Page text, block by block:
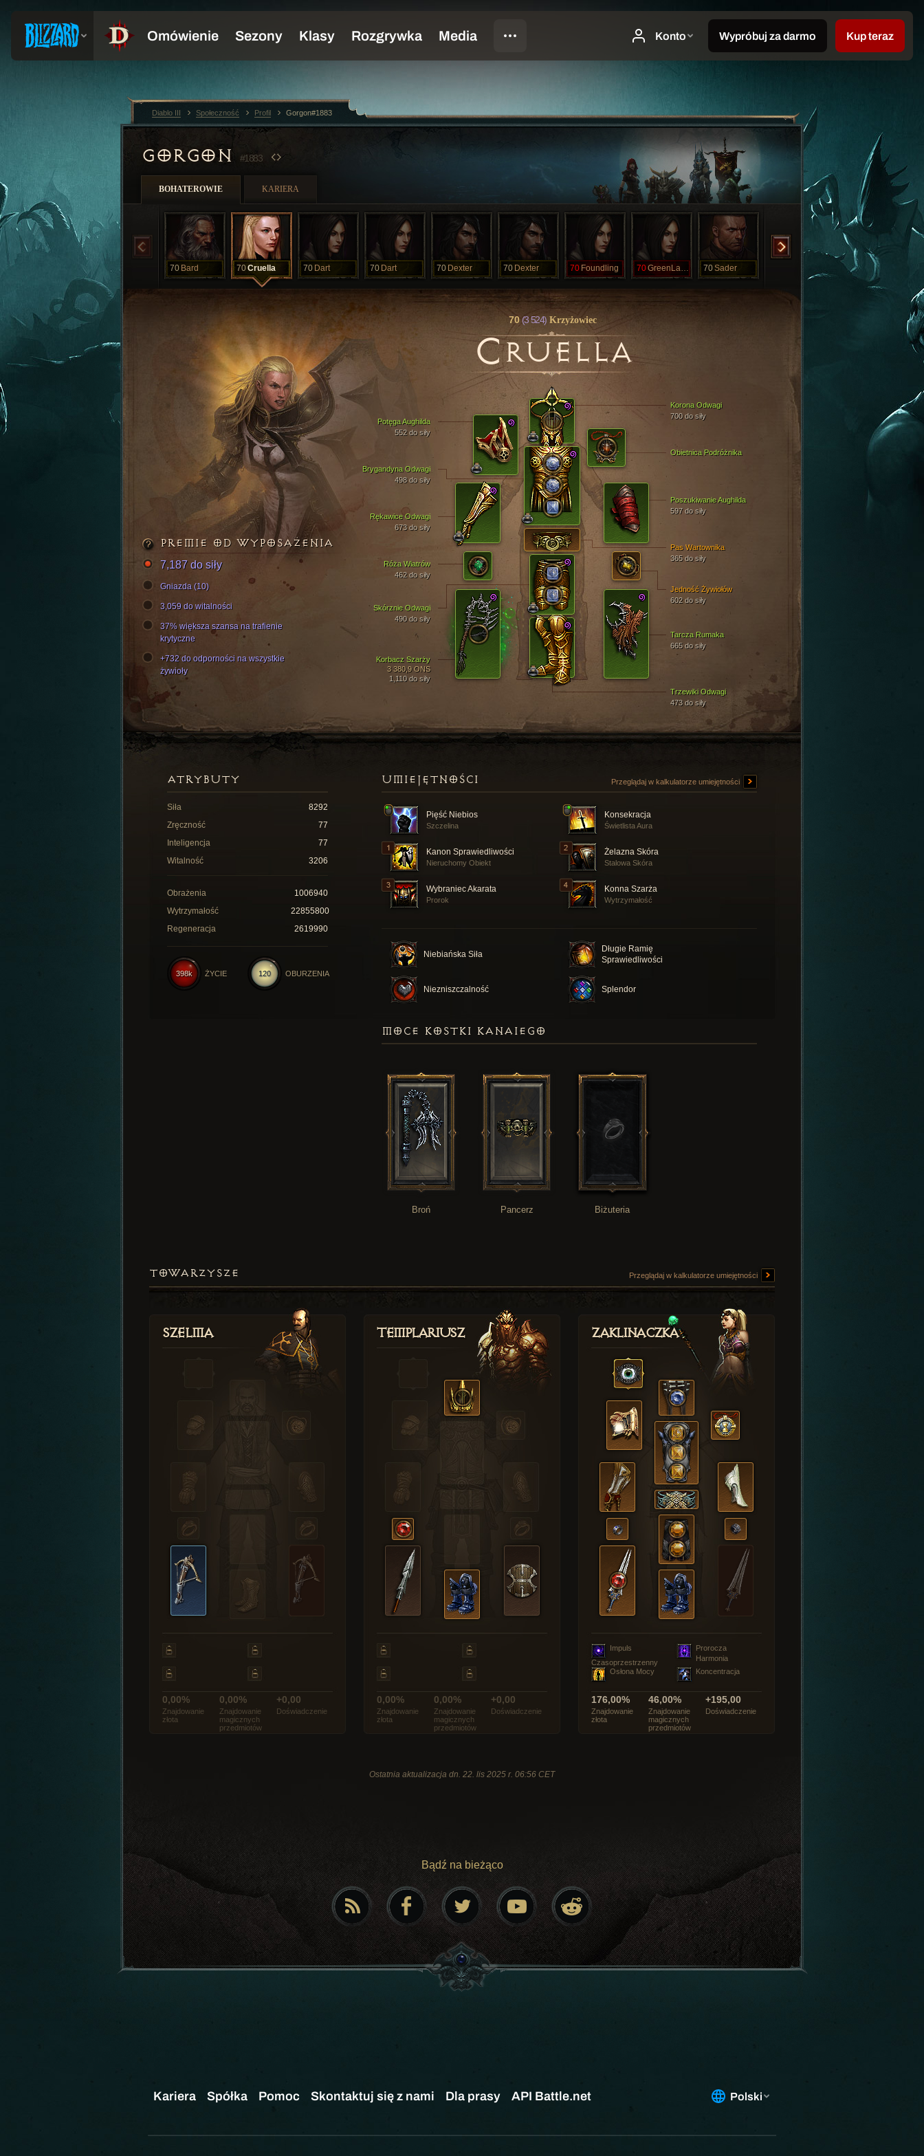
GORGON #1883
BOHATEROWIE KARIERA
70 Bard 70Cruella 70 Dart 70 Dart 70 Dexter 70 Dexter 70 Foundling 70 GreenLantern 70Sader 70Spikie
70(3 524) Krzyżowiec
CRUELLA
Korona Odwagi
700 do siły
Brygandyna Odwagi
498 do siły
Trzewiki Odwagi
473 do siły
Rękawice Odwagi
673 do siły
Potęga Aughilda
552 do siły
Skórznie Odwagi
490 do siły
Poszukiwanie Aughilda
597 do siły
Korbacz Szarży
3 380,9 ONS
1,110 do siły
Tarcza Rumaka
665 do siły
Pas Wartownika
365 do siły
Jedność Żywiołów
602 do siły
Róża Wiatrów
462 do siły
Obietnica Podróżnika
PREMIE OD WYPOSAŻENIA
7,187 do siły
Gniazda (10)
3,059 do witalności
37% większa szansa na trafienie
krytyczne
+732 do odporności na wszystkie
żywioły
UMIEJĘTNOŚCI Przeglądaj w kalkulatorze umiejętności
Pięść Niebios
Szczelina
Konsekracja
Świetlista Aura
Kanon Sprawiedliwości
Nieruchomy Obiekt
Żelazna Skóra
Stalowa Skóra
Wybraniec Akarata
Prorok
Konna Szarża
Wytrzymałość
Niebiańska Siła
Długie Ramię
Sprawiedliwości
Niezniszczalność Splendor
ATRYBUTY
Siła
8292
Zręczność
77
Inteligencja
77
Witalność
3206
Obrażenia
1006940
Wytrzymałość
22855800
Regeneracja
2619990
120 OBURZENIA
398k ŻYCIE
MOCE KOSTKI KANAIEGO
Broń Pancerz Biżuteria
TOWARZYSZE Przeglądaj w kalkulatorze umiejętności
Szelma
0,00%
Znajdowanie
złota
0,00%
Znajdowanie
magicznych
przedmiotów
+0,00
Doświadczenie
Templariusz
0,00%
Znajdowanie
złota
0,00%
Znajdowanie
magicznych
przedmiotów
+0,00
Doświadczenie
Zaklinaczka
Impuls
Czasoprzestrzenny
Prorocza
Harmonia
Osłona Mocy
Koncentracja
176,00%
Znajdowanie
złota
46,00%
Znajdowanie
magicznych
przedmiotów
+195,00
Doświadczenie
Ostatnia aktualizacja dn. 22. lis 2025 r. 06:56 CET
Bądź na bieżąco
Diablo III Społeczność Profil Gorgon#1883